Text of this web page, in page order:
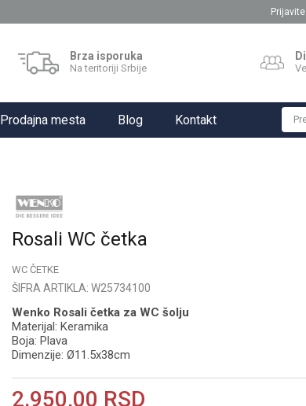
Brza isporuka
Na teritoriji Srbije
Prodajna mesta Blog Kontakt
Rosali WC četka
WC ČETKE
ŠIFRA ARTIKLA: W25734100
Wenko Rosali četka za WC šolju
Materijal: Keramika
Boja: Plava
Dimenzije: Ø11.5x38cm
2.950,00 RSD